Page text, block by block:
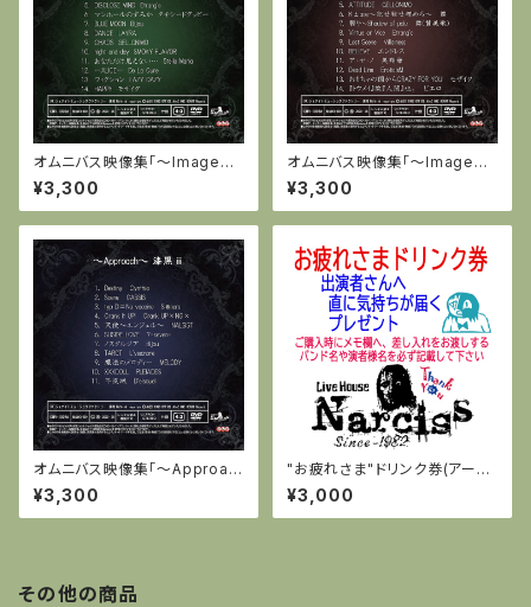
オムニバス映像集「～Image～
漆黒 i」全14曲収録(DVD-C) 特
典付き:オリジナルトートバッグ
¥3,300
オムニバス映像集「～Image～
漆黒 ii」全14曲収録(DVD-C)
特典付き：オリジナルトートバッ
グ
¥3,300
オムニバス映像集「～Approac
h～ 漆黒 iii」全11曲収録(DVD-
C)特典付き：オリジナルトートバ
ッグ
¥3,300
"お疲れさま"ドリンク券(アーテ
ィスト様へ気持ちが届くプレゼン
ト)
¥3,000
その他の商品